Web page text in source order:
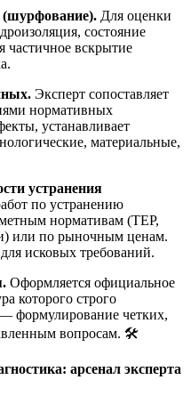
Для оценки
состояние
частичное вскрытие
Эксперт сопоставляет
нормативных
устанавливает
материальные,
устранения
по устранению
нормативам (ТЕР,
или по рыночным ценам.
исковых требований.
Оформляется официальное
которого строго
формулирование четких,
вопросам. 🛠️
арсенал эксперта